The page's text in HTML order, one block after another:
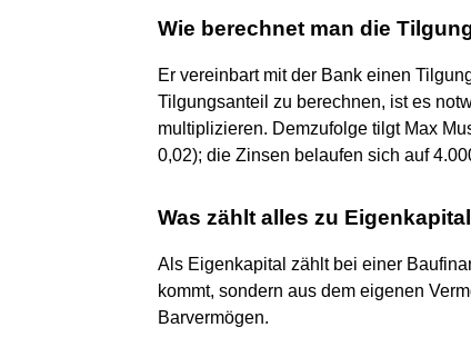
Wie berechnet man die
Er vereinbart mit der Bank einen
Tilgungsanteil zu berechnen, ist es
multiplizieren. Demzufolge tilgt Max
0,02); die Zinsen belaufen sich auf
Was zählt alles zu
Als Eigenkapital zählt bei einer
kommt, sondern aus dem eigenen
Barvermögen.